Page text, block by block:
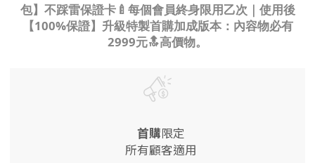
包】不踩雷保證卡🍼每個會員終身限用乙次｜使用後
【100%保證】升級特製首購加成版本：內容物必有
2999元🔝高價物。
首購限定
所有顧客適用